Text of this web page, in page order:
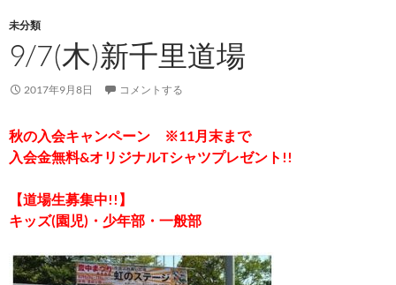
未分類
9/7(木)新千里道場
2017年9月8日 コメントする
秋の入会キャンペーン ※11月末まで
入会金無料&オリジナルTシャツプレゼント!!
【道場生募集中!!】
キッズ(園児)・少年部・一般部